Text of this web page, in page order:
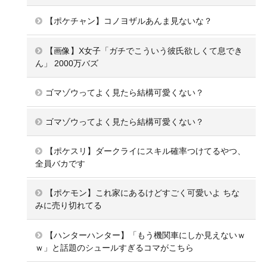
【ポケチャン】コノヨザルあんま見ないな？
【画像】X女子「ガチでこういう彼氏欲しくて息でき
ん」 2000万バズ
ゴマゾウってよく見たら結構可愛くない？
ゴマゾウってよく見たら結構可愛くない？
【ポケスリ】ダークライにスキル確率つけてるやつ、
全員バカです
【ポケモン】これ家にあるけどすごく可愛いよ ちな
みに売り切れてる
【ハンターハンター】「もう機関車にしか見えないｗ
ｗ」と話題のシュールすぎるコマがこちら